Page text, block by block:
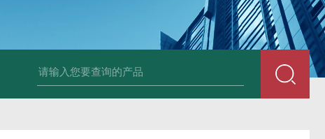
大口径氙灯光源 BDRF超声波乳化反应釜 BDUF系列超声波高剪切